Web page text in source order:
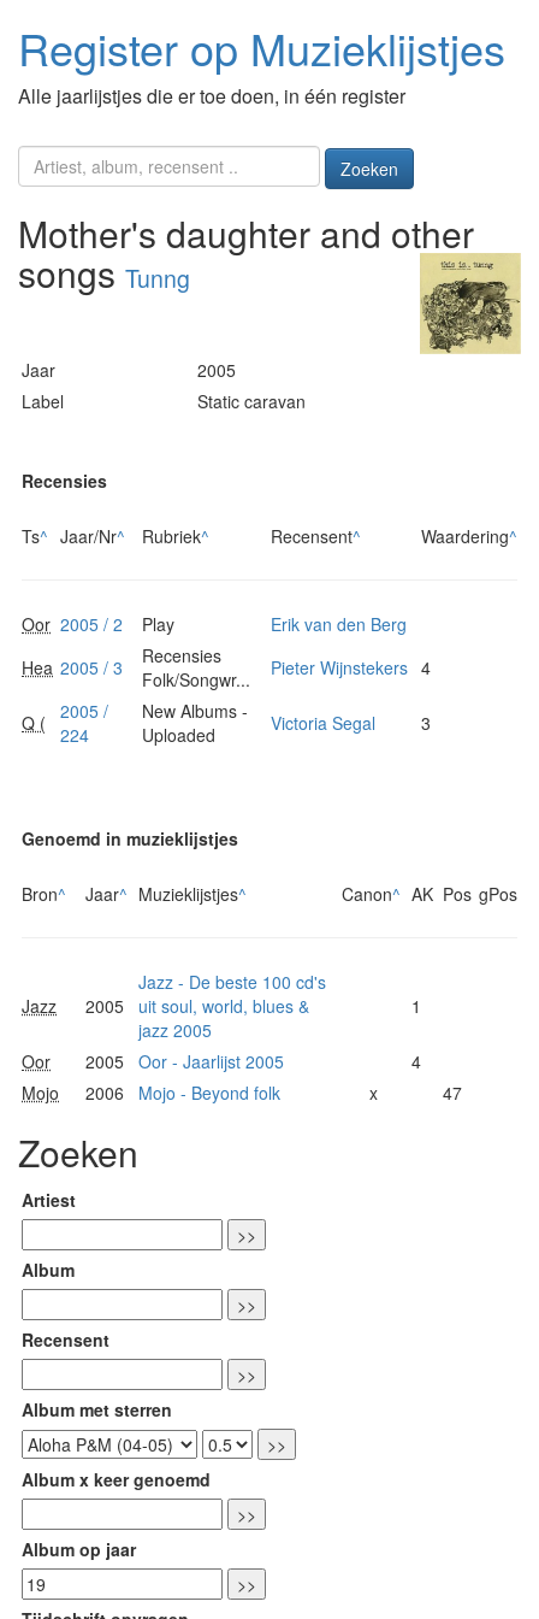
Register op Muzieklijstjes
Alle jaarlijstjes die er toe doen, in één register
Zoeken
Mother's daughter and other
songs Tunng
Jaar
2005
Label
Static caravan
Recensies
Ts^ Jaar/Nr^ Rubriek^ Recensent^ Waardering^
Oor 2005 / 2 Play
Erik van den Berg
Hea 2005 / 3
Recensies
Folk/Songwr...
Pieter Wijnstekers 4
Q (
2005 /
224
New Albums -
Uploaded
Victoria Segal 3
Genoemd in muzieklijstjes
Bron^ Jaar^ Muzieklijstjes^ Canon^ AK Pos gPos
Jazz 2005
Jazz - De beste 100 cd's
uit soul, world, blues &
jazz 2005
1
Oor 2005 Oor - Jaarlijst 2005
4
Mojo
2006 Mojo - Beyond folk x 47
Zoeken
Artiest
Album
Recensent
Album met sterren
Album x keer genoemd
Album op jaar